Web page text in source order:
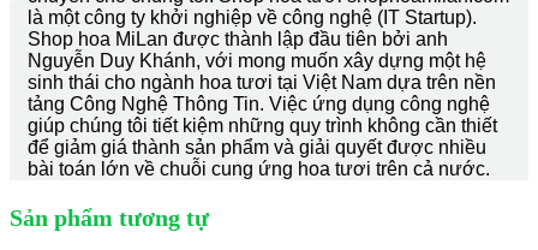
là một công ty khởi nghiệp về công nghệ (IT Startup).
Shop hoa MiLan được thành lập đầu tiên bởi anh
Nguyễn Duy Khánh, với mong muốn xây dựng một hệ
sinh thái cho ngành hoa tươi tại Việt Nam dựa trên nền
tảng Công Nghệ Thông Tin. Việc ứng dụng công nghệ
giúp chúng tôi tiết kiệm những quy trình không cần thiết
để giảm giá thành sản phẩm và giải quyết được nhiều
bài toán lớn về chuỗi cung ứng hoa tươi trên cả nước.
Sản phẩm tương tự